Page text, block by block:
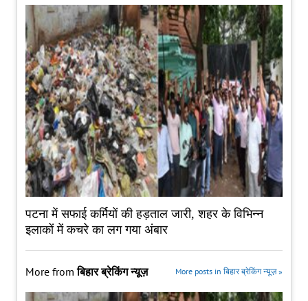
पटना में सफाई कर्मियों की हड़ताल जारी, शहर के विभिन्न
इलाकों में कचरे का लग गया अंबार
More fromबिहार ब्रेकिंग न्यूज़ More posts in बिहार ब्रेकिंग न्यूज़ »